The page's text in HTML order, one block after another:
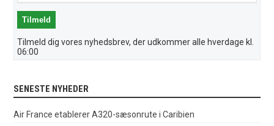
Tilmeld dig vores nyhedsbrev, der udkommer alle hverdage kl.
06:00
SENESTE NYHEDER
Air France etablerer A320-sæsonrute i Caribien